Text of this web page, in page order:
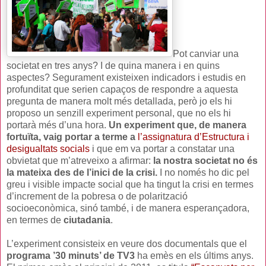
Pot canviar una
societat en tres anys? I de quina manera i en quins
aspectes? Segurament existeixen indicadors i estudis en
profunditat que serien capaços de respondre a aquesta
pregunta de manera molt més detallada, però jo els hi
proposo un senzill experiment personal, que no els hi
portarà més d’una hora. Un experiment que, de manera
fortuïta, vaig portar a terme a l’assignatura d’Estructura i
desigualtats socials i que em va portar a constatar una
obvietat que m’atreveixo a afirmar: la nostra societat no és
la mateixa des de l’inici de la crisi. I no només ho dic pel
greu i visible impacte social que ha tingut la crisi en termes
d’increment de la pobresa o de polarització
socioeconòmica, sinó també, i de manera esperançadora,
en termes de ciutadania.
L’experiment consisteix en veure dos documentals que el
programa ’30 minuts’ de TV3 ha emès en els últims anys.